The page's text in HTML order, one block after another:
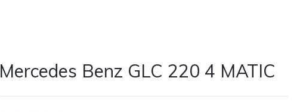
Mercedes Benz GLC 220 4 MATIC